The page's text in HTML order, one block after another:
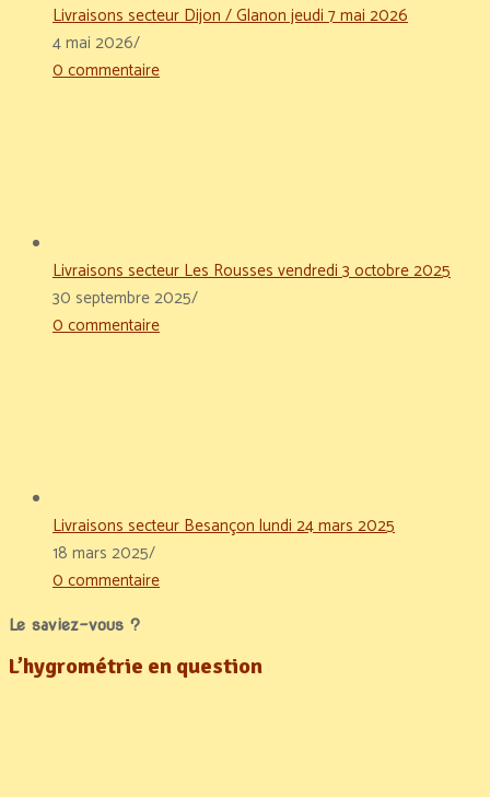
Livraisons secteur Dijon / Glanon jeudi 7 mai 2026
4 mai 2026/
0 commentaire
Livraisons secteur Les Rousses vendredi 3 octobre 2025
30 septembre 2025/
0 commentaire
Livraisons secteur Besançon lundi 24 mars 2025
18 mars 2025/
0 commentaire
Le saviez-vous ?
L’hygrométrie en question